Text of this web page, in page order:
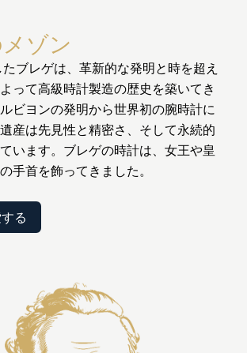
ゾン
ブレゲは、革新的な発明と時を超え
って高級時計製造の歴史を築いてき
ビヨンの発明から世界初の腕時計に
産は先見性と精密さ、そして永続的
います。ブレゲの時計は、女王や皇
手首を飾ってきました。
る